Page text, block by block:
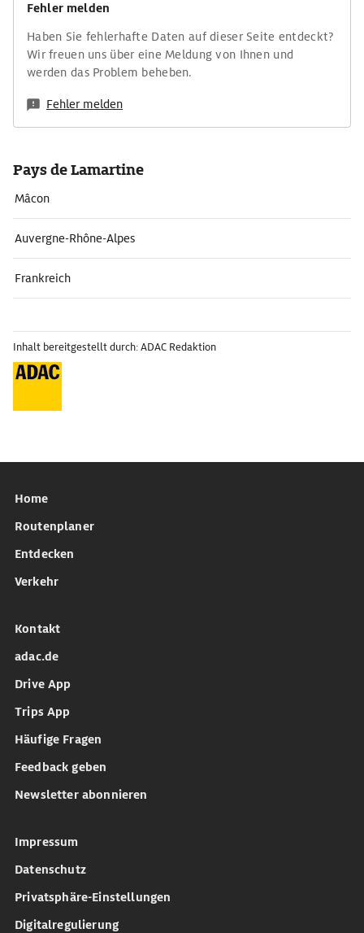
Fehler melden
Haben Sie fehlerhafte Daten auf dieser Seite entdeckt?
Wir freuen uns über eine Meldung von Ihnen und
werden das Problem beheben.
Fehler melden
Pays de Lamartine
Mâcon
Auvergne-Rhône-Alpes
Frankreich
Inhalt bereitgestellt durch: ADAC Redaktion
Home
Routenplaner
Entdecken
Verkehr
Kontakt
adac.de
Drive App
Trips App
Häufige Fragen
Feedback geben
Newsletter abonnieren
Impressum
Datenschutz
Privatsphäre-Einstellungen
Digitalregulierung